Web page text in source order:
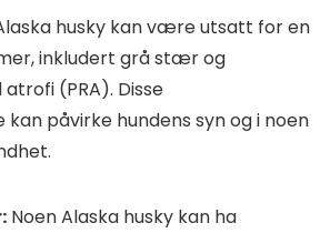
husky kan være utsatt for en
inkludert grå stær og
(PRA). Disse
påvirke hundens syn og i noen
Noen Alaska husky kan ha